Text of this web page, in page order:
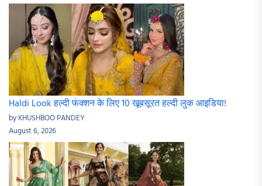
Haldi Look हल्दी फंक्शन के लिए 10 खूबसूरत हल्दी लुक आइडिया!
by KHUSHBOO PANDEY
August 6, 2026